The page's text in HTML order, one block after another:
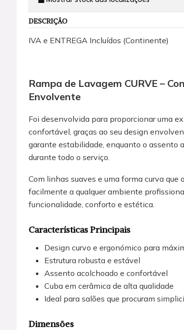
DESCRIÇÃO
IVA e ENTREGA Incluídos (Continente)
Rampa de Lavagem CURVE –
Envolvente
Foi desenvolvida para proporcionar uma
confortável, graças ao seu design
garante estabilidade, enquanto o assento
durante todo o serviço.
Com linhas suaves e uma forma curva que
facilmente a qualquer ambiente
funcionalidade, conforto e estética.
Características Principais
Design curvo e ergonómico para
Estrutura robusta e estável
Assento acolchoado e confortável
Cuba em cerâmica de alta qualidade
Ideal para salões que procuram
Dimensões